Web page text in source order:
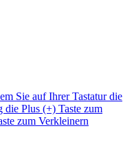
Sie auf Ihrer Tastatur die
Plus (+) Taste zum
zum Verkleinern